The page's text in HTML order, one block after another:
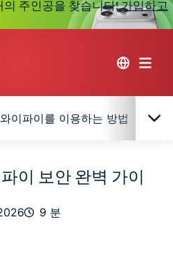
주인공을 찾습니다!가입하고
이파이를 이용하는 방법
겪을 가능성이 큰 와이파이
공 와이파이를 이용하는 방
이 보안 완벽 가이
9 분